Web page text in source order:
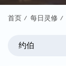
首页 / 每日灵修 /
约伯